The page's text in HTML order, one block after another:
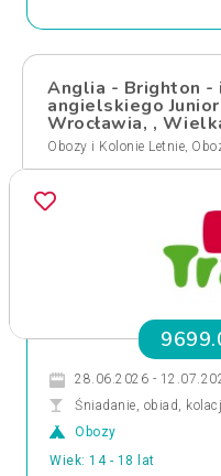
Anglia - Brighton -
angielskiego
Wrocławia, ,
Obozy i Kolonie Letnie,
28.06.2026 -
Śniadanie, obiad,
Obozy
Wiek: 14 - 18 lat